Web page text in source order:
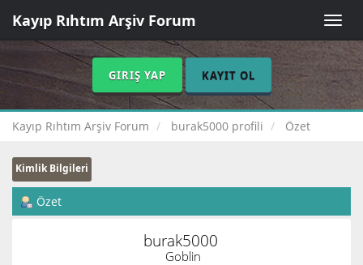
Toggle
Kayıp Rıhtım Arşiv Forum
GIRIŞ YAP KAYIT OL
Kayıp Rıhtım Arşiv Forum burak5000 profili Özet
Kimlik Bilgileri
Özet
burak5000
Goblin